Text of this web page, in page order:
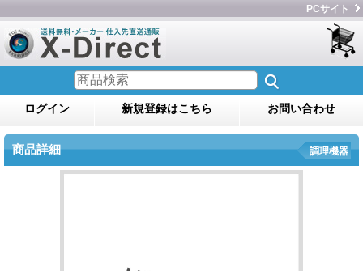
PCサイト
ログイン 新規登録はこちら お問い合わせ
商品詳細 調理機器